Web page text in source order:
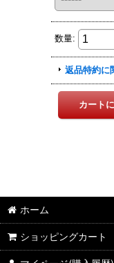
ホーム
ショッピングカート